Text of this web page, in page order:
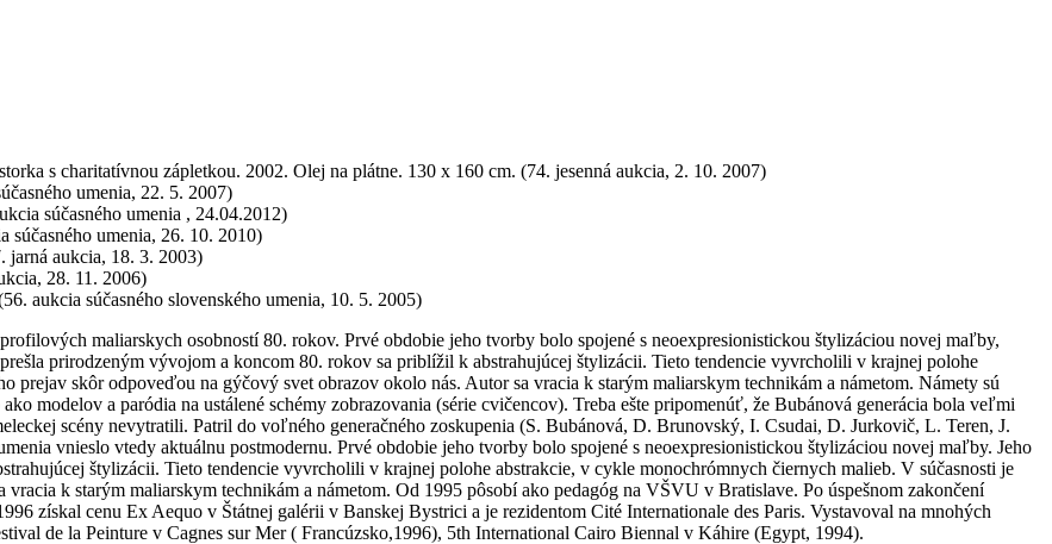
s charitatívnou zápletkou. 2002. Olej na plátne. 130 x 160 cm. (74. jesenná aukcia, 2. 10. 2007)
umenia, 22. 5. 2007)
súčasného umenia , 24.04.2012)
súčasného umenia, 26. 10. 2010)
jarná aukcia, 18. 3. 2003)
28. 11. 2006)
aukcia súčasného slovenského umenia, 10. 5. 2005)
maliarskych osobností 80. rokov. Prvé obdobie jeho tvorby bolo spojené s neoexpresionistickou štylizáciou novej maľby,
prirodzeným vývojom a koncom 80. rokov sa priblížil k abstrahujúcej štylizácii. Tieto tendencie vyvrcholili v krajnej polohe
prejav skôr odpoveďou na gýčový svet obrazov okolo nás. Autor sa vracia k starým maliarskym technikám a námetom. Námety sú
modelov a paródia na ustálené schémy zobrazovania (série cvičencov). Treba ešte pripomenúť, že Bubánová generácia bola veľmi
scény nevytratili. Patril do voľného generačného zoskupenia (S. Bubánová, D. Brunovský, I. Csudai, D. Jurkovič, L. Teren, J.
vnieslo vtedy aktuálnu postmodernu. Prvé obdobie jeho tvorby bolo spojené s neoexpresionistickou štylizáciou novej maľby. Jeho
štylizácii. Tieto tendencie vyvrcholili v krajnej polohe abstrakcie, v cykle monochrómnych čiernych malieb. V súčasnosti je
k starým maliarskym technikám a námetom. Od 1995 pôsobí ako pedagóg na VŠVU v Bratislave. Po úspešnom zakončení
získal cenu Ex Aequo v Štátnej galérii v Banskej Bystrici a je rezidentom Cité Internationale des Paris. Vystavoval na mnohých
de la Peinture v Cagnes sur Mer ( Francúzsko,1996), 5th International Cairo Biennal v Káhire (Egypt, 1994).